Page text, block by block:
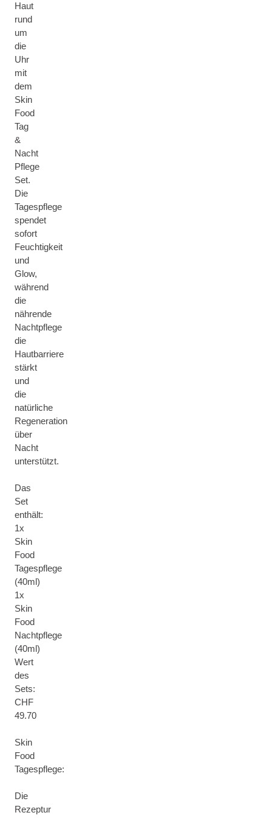
Haut
rund
um
die
Uhr
mit
dem
Skin
Food
Tag
&
Nacht
Pflege
Set.
Die
Tagespflege
spendet
sofort
Feuchtigkeit
und
Glow,
während
die
nährende
Nachtpflege
die
Hautbarriere
stärkt
und
die
natürliche
Regeneration
über
Nacht
unterstützt.
Das
Set
enthält:
1x
Skin
Food
Tagespflege
(40ml)
1x
Skin
Food
Nachtpflege
(40ml)
Wert
des
Sets:
CHF
49.70
Skin
Food
Tagespflege:
Die
Rezeptur